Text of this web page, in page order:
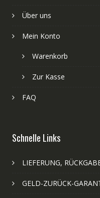
Über uns
Mein Konto
Warenkorb
Zur Kasse
FAQ
Schnelle Links
LIEFERUNG,
GELD-ZURÜCK-